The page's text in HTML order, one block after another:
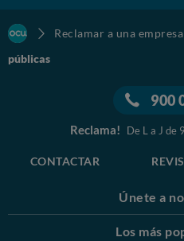
Reclamar a una empresa
públicas
900
Reclama! De L a J de
CONTACTAR
Únete a
Los más